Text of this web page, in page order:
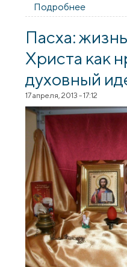
Подробнее
Пасха:
Христа как
духовный
17 апреля, 2013 - 17:12